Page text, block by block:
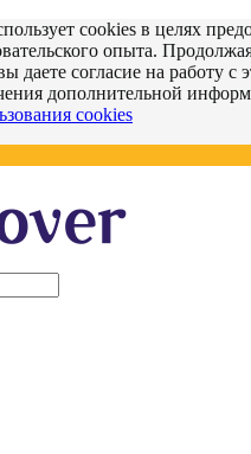
cookies в целях
опыта.
даете согласие на работу с
дополнительной
cookies